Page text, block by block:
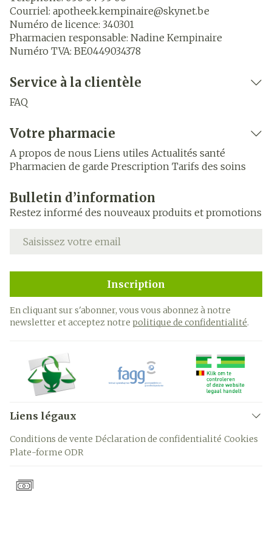
Courriel: apotheek.kempinaire@skynet.be
Numéro de licence: 340301
Pharmacien responsable: Nadine Kempinaire
Numéro TVA: BE0449034378
Service à la clientèle
FAQ
Votre pharmacie
A propos de nous Liens utiles Actualités santé
Pharmacien de garde Prescription Tarifs des soins
Bulletin d’information
Restez informé des nouveaux produits et promotions
Adresse mail
Inscription
En cliquant sur s'abonner, vous vous abonnez à notre
newsletter et acceptez notre politique de confidentialité.
Liens légaux
Conditions de vente Déclaration de confidentialité Cookies
Plate-forme ODR